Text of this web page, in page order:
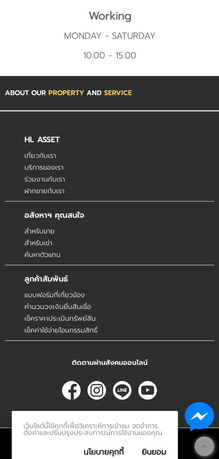
Working
MONDAY - SATURDAY
10.00 - 15.00
ABOUT OUR PROPERTY AND SERVICE
HL ASSET
เกี่ยวกับเรา
บริการของเรา
ร่วมงานกับเรา
ฝากขายกับเรา
อสังหาฯ คุณสนใจ
สำหรับขาย
สำหรับเช่า
ค้นหาตัวแทน
ลูกค้าสัมพันธ์
แบบฟอร์มที่เกี่ยวข้อง
คำนวนวงเงินยื่นสินเชื่อ
เช็คราคาประเมินทรัพย์สิน
เช็คค่าใช้จ่ายโอนกรรมสิทธิ์
ติดตามผ่านสังคมออนไลน์
Innerethai.com All Rights Reserved.
เว็บไซต์นี้ใช้คุกกี้เพื่อวิเคราะห์การเข้าชม จดจำการ
ตั้งค่าและปรับปรุงประสบการณ์การใช้งานของคุณ
นโยบายคุกกี้ ยินยอม